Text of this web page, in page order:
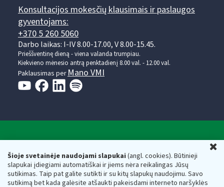
Šioje svetainėje naudojami slapukai(angl. cookies). Būtinieji
slapukai įdiegiami automatiškai ir jiems nėra reikalingas Jūsų
sutikimas. Taip pat galite sutikti ir su kitų slapukų naudojimu. Savo
sutikimą bet kada galėsite atšaukti pakeisdami interneto naršyklės
Konsultacijos mokesčių klausimais ir paslaugos
gyventojams:
+370 5 260 5060
Darbo laikas: I-IV 8.00-17.00, V 8.00-15.45.
Prieššventinę dieną - viena valanda trumpiau.
Kiekvieno mėnesio antrą penktadienį 8.00 val. - 12.00 val.
Paklausimas per Mano VMI
Respublikos finansų ministerijos
Biudžetinė įstaiga. Juridinio asmens kodas — 188659752,
adresas: Vasario 16-osios g. 14, 01107 Vilnius, Lietuva, el.paštas: